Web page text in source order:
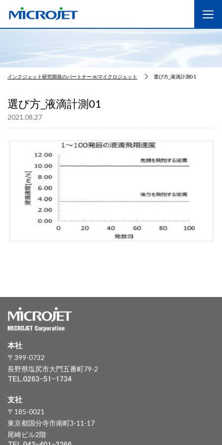
インクジェット研究開発のパートナー ㈱マイクロジェット 選び方_液滴計測01
選び方_液滴計測01
2021.08.27
本社
〒399-0732
長野県塩尻市大門五番町79-2
支社
〒185-0021
東京都国分寺市南町3-11-17
尾崎ビル2階